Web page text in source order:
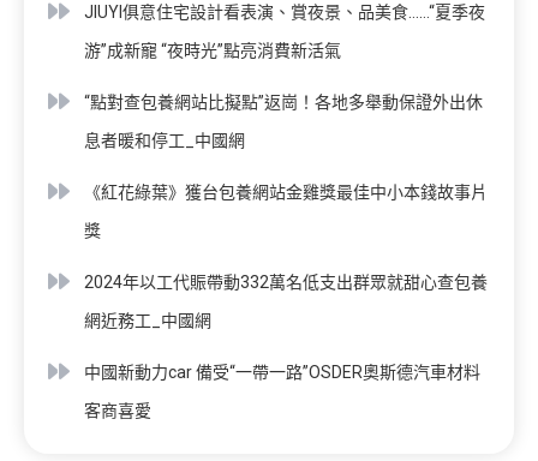
JIUYI俱意住宅設計看表演、賞夜景、品美食……“夏季夜
游”成新寵 “夜時光”點亮消費新活氣
“點對查包養網站比擬點”返崗！各地多舉動保證外出休
息者暖和停工_中國網
《紅花綠葉》獲台包養網站金雞獎最佳中小本錢故事片
獎
2024年以工代賑帶動332萬名低支出群眾就甜心查包養
網近務工_中國網
中國新動力car 備受“一帶一路”OSDER奧斯德汽車材料
客商喜愛